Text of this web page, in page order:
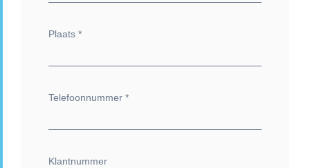
Plaats *
Telefoonnummer *
Klantnummer